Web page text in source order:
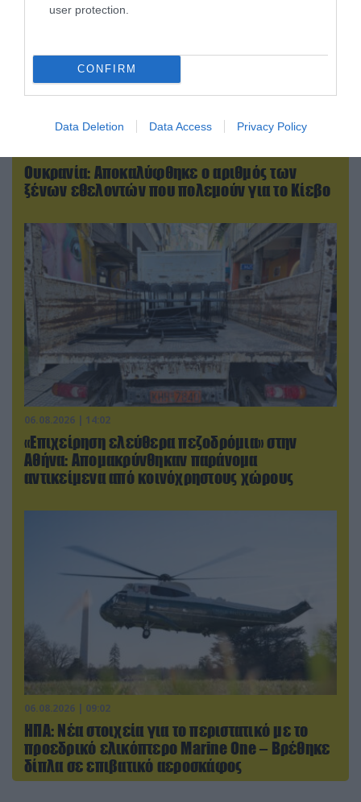
user protection.
CONFIRM
Data Deletion Data Access Privacy Policy
Ουκρανία: Αποκαλύφθηκε ο αριθμός των
ξένων εθελοντών που πολεμούν για το Κίεβο
06.08.2026 | 14:02
«Επιχείρηση ελεύθερα πεζοδρόμια» στην
Αθήνα: Απομακρύνθηκαν παράνομα
αντικείμενα από κοινόχρηστους χώρους
06.08.2026 | 09:02
ΗΠΑ: Nέα στοιχεία για το περιστατικό με το
προεδρικό ελικόπτερο Marine One – Βρέθηκε
δίπλα σε επιβατικό αεροσκάφος